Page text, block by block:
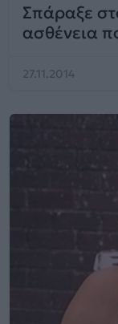
Σπάραξε
ασθένεια
27.11.2014